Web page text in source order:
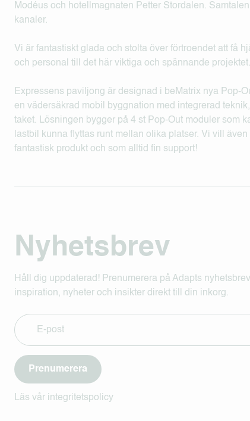
Modéus och hotellmagnaten Petter Stordalen.
kanaler.
Vi är fantastiskt glada och stolta över förtroendet att få
och personal till det här viktiga och spännande
Expressens paviljong är designad i beMatrix nya Pop-
en vädersäkrad mobil byggnation med integrerad
taket. Lösningen bygger på 4 st Pop-Out moduler som
lastbil kunna flyttas runt mellan olika platser. Vi vill
fantastisk produkt och som alltid fin support!
Nyhetsbrev
Håll dig uppdaterad! Prenumerera på Adapts
inspiration, nyheter och insikter direkt till din inkorg.
Prenumerera
Läs vår integritetspolicy